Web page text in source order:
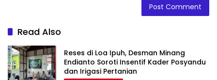
Read Also
Reses di Loa Ipuh, Desman Minang
Endianto Soroti Insentif Kader Posyandu
dan Irigasi Pertanian